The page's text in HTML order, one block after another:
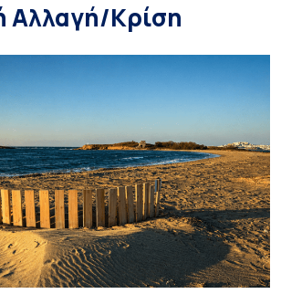
Αλλαγή/Κρίση